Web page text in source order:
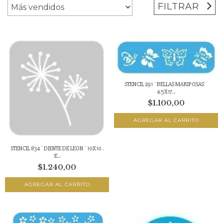
FILTRAR
STENCIL 834 ¨ DIENTE DE LEON ¨ 10X10 .
E...
$1.240,00
STENCIL 291 ¨ BELLAS MARIPOSAS ¨
4.5X17...
$1.100,00